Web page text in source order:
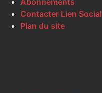
Contacter Lien Social
Plan du site